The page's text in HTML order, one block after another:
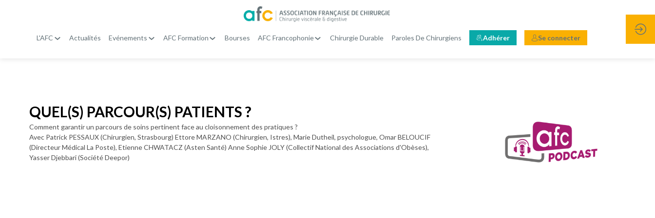
L'AFC Actualités Evénements AFC Formation Bourses AFC Francophonie Chirurgie Durable Paroles De Chirurgiens Adhérer Se connecter
QUEL(S) PARCOUR(S) PATIENTS ?
Comment garantir un parcours de soins pertinent face au cloisonnement des pratiques ?
Avec Patrick PESSAUX (Chirurgien, Strasbourg) Ettore MARZANO (Chirurgien, Istres), Marie Dutheil, psychologue, Omar BELOUCIF
(Directeur Médical La Poste), Etienne CHWATACZ (Asten Santé) Anne Sophie JOLY (Collectif National des Associations d'Obèses),
Yasser Djebbari (Société Deepor)